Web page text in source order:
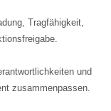
Tragfähigkeit,
und
zusammenpassen.